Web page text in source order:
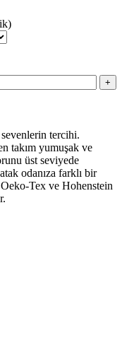
sevenlerin tercihi.
takım yumuşak ve
üst seviyede
odanıza farklı bir
Tex ve Hohenstein